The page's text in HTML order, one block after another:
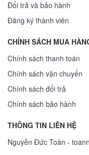
Đổi trả và bảo hành
Đăng ký thành viên
CHÍNH SÁCH MUA
Chính sách thanh toán
Chính sách vận chuyển
Chính sách đổi trả
Chính sách bảo hành
THÔNG TIN LIÊN HỆ
Nguyễn Đức Toàn -